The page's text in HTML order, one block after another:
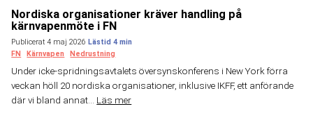
Nordiska organisationer kräver handling på
kärnvapenmöte i FN
Publicerat 4 maj 2026
FN
Kärnvapen Nedrustning
Under icke-spridningsavtalets översynskonferens i New York förra
veckan höll 20 nordiska organisationer, inklusive IKFF, ett anförande
där vi bland annat... Läs mer